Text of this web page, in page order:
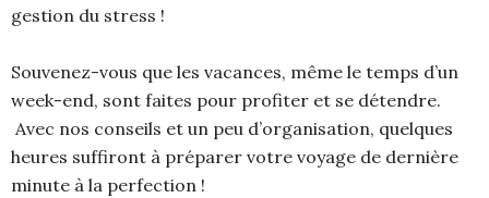
gestion du stress !
Souvenez-vous que les vacances, même le temps d’un
week-end, sont faites pour profiter et se détendre.
Avec nos conseils et un peu d’organisation, quelques
heures suffiront à préparer votre voyage de dernière
minute à la perfection !